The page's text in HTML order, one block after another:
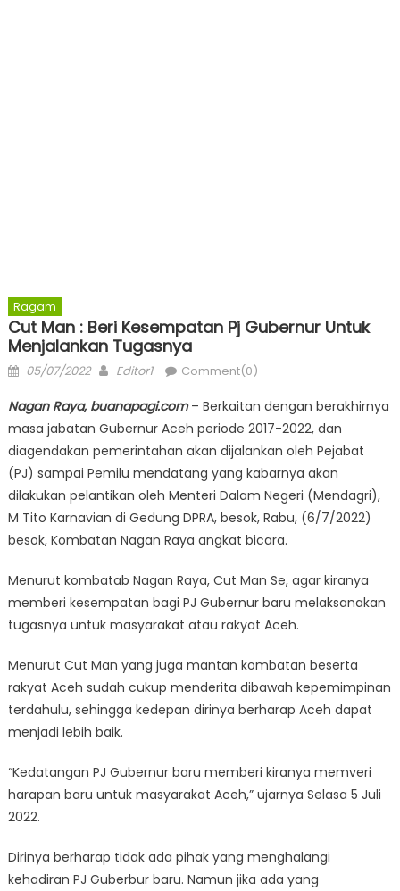
Ragam
Cut Man : Beri Kesempatan Pj Gubernur Untuk
Menjalankan Tugasnya
Posted
05/07/2022 Author
Editor1 Comment(0)
Nagan Raya, buanapagi.com– Berkaitan dengan berakhirnya
masa jabatan Gubernur Aceh periode 2017-2022, dan
diagendakan pemerintahan akan dijalankan oleh Pejabat
(PJ) sampai Pemilu mendatang yang kabarnya akan
dilakukan pelantikan oleh Menteri Dalam Negeri (Mendagri),
M Tito Karnavian di Gedung DPRA, besok, Rabu, (6/7/2022)
besok, Kombatan Nagan Raya angkat bicara.
Menurut kombatab Nagan Raya, Cut Man Se, agar kiranya
memberi kesempatan bagi PJ Gubernur baru melaksanakan
tugasnya untuk masyarakat atau rakyat Aceh.
Menurut Cut Man yang juga mantan kombatan beserta
rakyat Aceh sudah cukup menderita dibawah kepemimpinan
terdahulu, sehingga kedepan dirinya berharap Aceh dapat
menjadi lebih baik.
“Kedatangan PJ Gubernur baru memberi kiranya memveri
harapan baru untuk masyarakat Aceh,” ujarnya Selasa 5 Juli
2022.
Dirinya berharap tidak ada pihak yang menghalangi
kehadiran PJ Guberbur baru. Namun jika ada yang